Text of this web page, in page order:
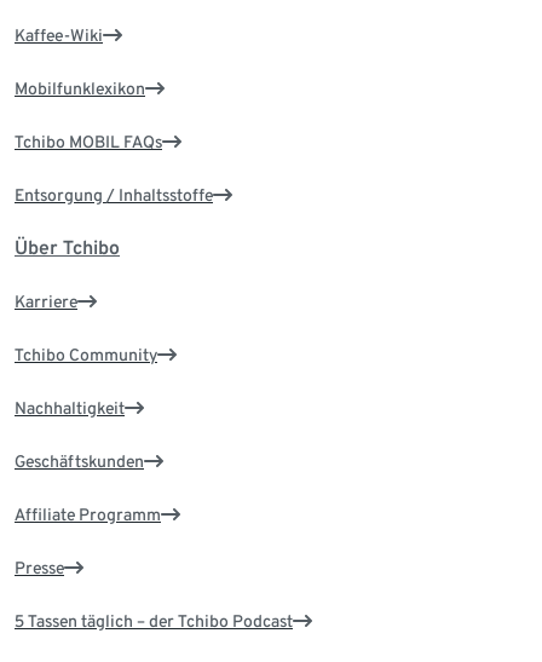
Kaffee-Wiki
Mobilfunklexikon
Tchibo MOBIL FAQs
Entsorgung / Inhaltsstoffe
Über Tchibo
Karriere
Tchibo Community
Nachhaltigkeit
Geschäftskunden
Affiliate Programm
Presse
5 Tassen täglich – der Tchibo Podcast